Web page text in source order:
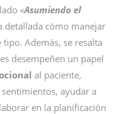
«Asumiendo el
detallada cómo manejar
Además, se resalta
desempeñen un papel
al paciente,
ayudar a
en la planificación